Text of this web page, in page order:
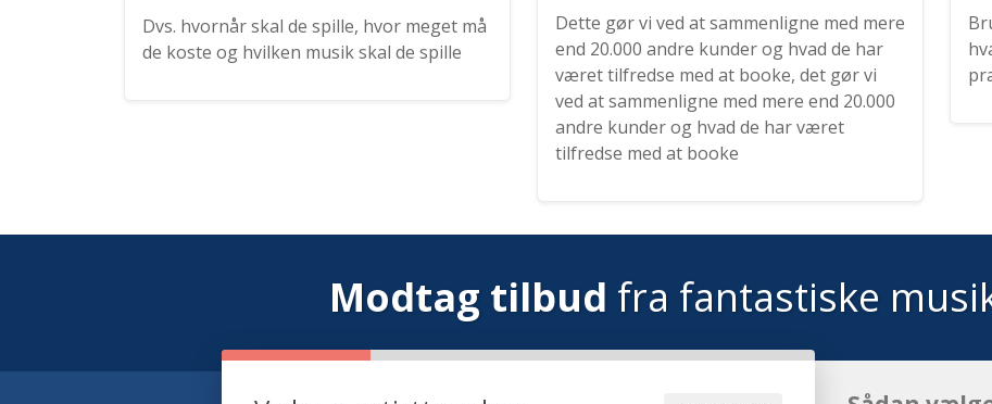
Dvs. hvornår skal de spille, hvor meget må
de koste og hvilken musik skal de spille
Dette gør vi ved at sammenligne med mere
end 20.000 andre kunder og hvad de har
været tilfredse med at booke, det gør vi
ved at sammenligne med mere end 20.000
andre kunder og hvad de har været
tilfredse med at booke
Modtag tilbud fra fantastiske